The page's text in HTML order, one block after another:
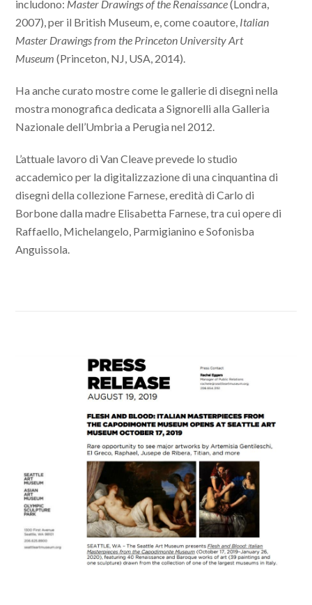
includono: Master Drawings of the Renaissance(Londra,
2007), per il British Museum, e, come coautore, Italian
Master Drawings from the Princeton University Art
Museum (Princeton, NJ, USA, 2014).
Ha anche curato mostre come le gallerie di disegni nella
mostra monografica dedicata a Signorelli alla Galleria
Nazionale dell’Umbria a Perugia nel 2012.
L’attuale lavoro di Van Cleave prevede lo studio
accademico per la digitalizzazione di una cinquantina di
disegni della collezione Farnese, eredità di Carlo di
Borbone dalla madre Elisabetta Farnese, tra cui opere di
Raffaello, Michelangelo, Parmigianino e Sofonisba
Anguissola.